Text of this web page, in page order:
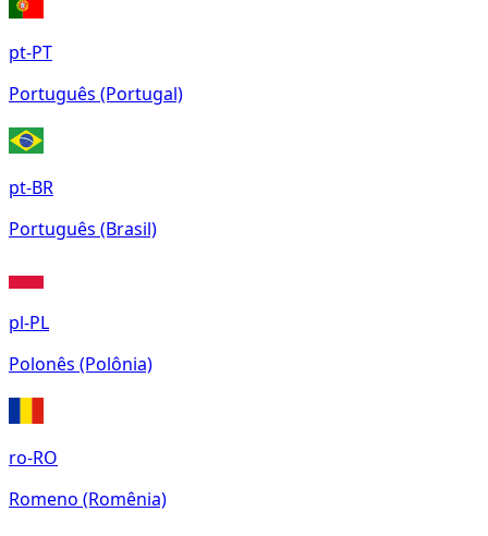
pt-PT
Português (Portugal)
pt-BR
Português (Brasil)
pl-PL
Polonês (Polônia)
ro-RO
Romeno (Romênia)